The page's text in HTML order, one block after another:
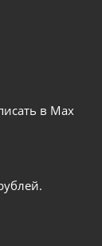
в Мах